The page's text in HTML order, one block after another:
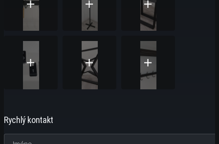
Rychlý kontakt